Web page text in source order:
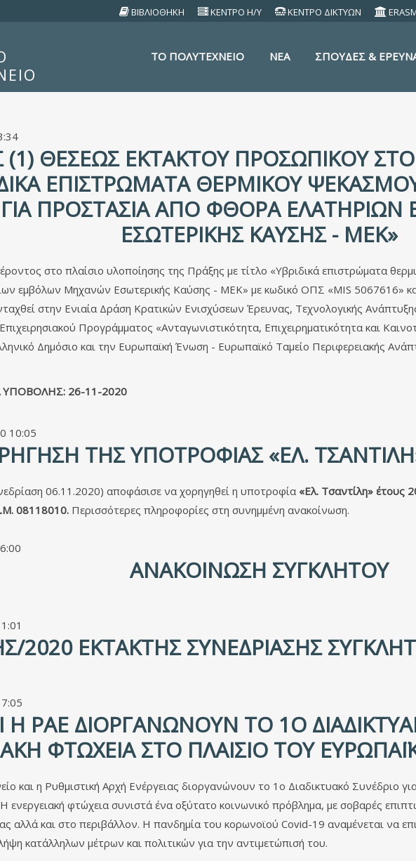
ΒΙΒΛΙΟΘΗΚΗ ΚΕΝΤΡΟ Η/Υ ΚΕΝΤΡΟ ΔΙΚΤΥΩΝ
TO ΠΟΛΥΤΕΧΝΕΙΟ ΝΕΑ ΣΠΟΥΔΕΣ &
ΘΈΣΕΩΣ ΈΚΤΑΚΤΟΥ ΠΡΟΣΩΠΙΚΟΎ
ΕΠΙΣΤΡΏΜΑΤΑ ΘΕΡΜΙΚΟΎ
ΓΙΑ ΠΡΟΣΤΑΣΊΑ ΑΠΌ ΦΘΟΡΆ
ΕΣΩΤΕΡΙΚΉΣ ΚΑΎΣΗΣ - ΜΕΚ»
στο πλαίσιο υλοποίησης της Πράξης με τίτλο «Υβριδικά επιστρώματα
εμβόλων Μηχανών Εσωτερικής Καύσης - ΜΕΚ» με κωδικό ΟΠΣ «MIS 5067616»
στην Ενιαία Δράση Κρατικών Ενισχύσεων Έρευνας, Τεχνολογικής
Προγράμματος «Ανταγωνιστικότητα, Επιχειρηματικότητα και
Δημόσιο και την Ευρωπαϊκή Ένωση - Ευρωπαϊκό Ταμείο Περιφερειακής
26-11-2020
10:05
ΤΗΣ ΥΠΟΤΡΟΦΊΑΣ «ΕΛ.
06.11.2020) αποφάσισε να χορηγηθεί η υποτροφία «Ελ. Τσαντίλη» έτους
08118010. Περισσότερες πληροφορίες στη συνημμένη ανακοίνωση.
ΑΝΑΚΟΊΝΩΣΗ ΣΥΓΚΛΉΤΟΥ
2020 ΈΚΤΑΚΤΗΣ ΣΥΝΕΔΡΊΑΣΗΣ
ΡΑΕ ΔΙΟΡΓΑΝΏΝΟΥΝ ΤΟ 1Ο
ΦΤΏΧΕΙΑ ΣΤΟ ΠΛΑΊΣΙΟ ΤΟΥ
και η Ρυθμιστική Αρχή Ενέργειας διοργανώνουν το 1ο Διαδικτυακό Συνέδριο
ενεργειακή φτώχεια συνιστά ένα οξύτατο κοινωνικό πρόβλημα, με σοβαρές
και στο περιβάλλον. Η πανδημία του κορωνοϊού Covid-19 αναμένεται να
κατάλληλων μέτρων και πολιτικών για την αντιμετώπισή του.